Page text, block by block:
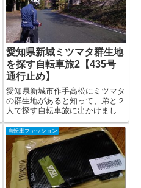
愛知県新城ミツマタ群生地
を探す自転車旅2【435号
通行止め】
愛知県新城市作手高松にミツマタ
の群生地があると知って、弟と２
人で探す自転車旅に出かけまし
た。そして、...
自転車ファッション